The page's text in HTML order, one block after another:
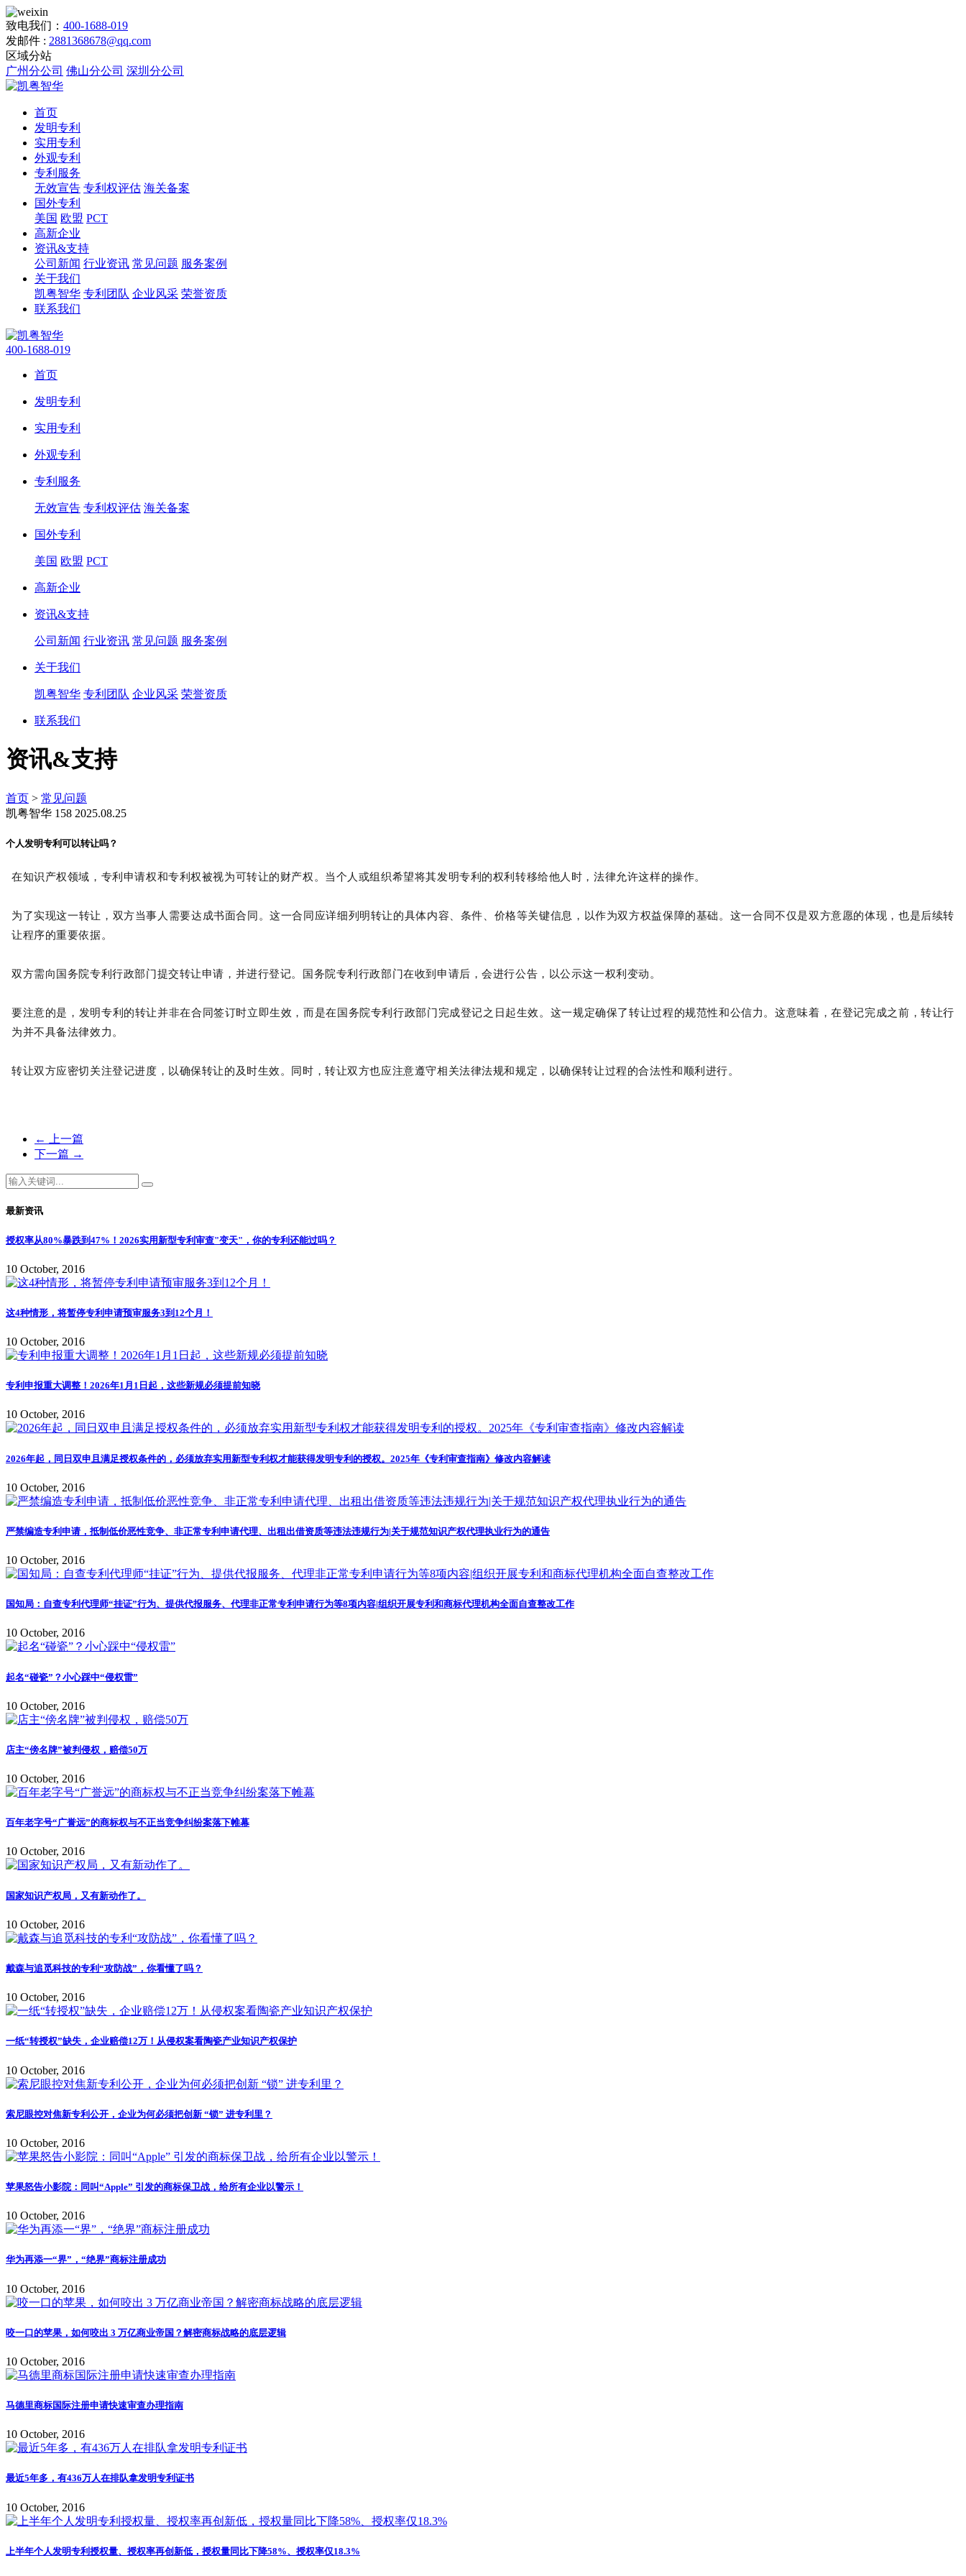
致电我们： 400-1688-019
发邮件 : 2881368678@qq.com
区域分站
广州分公司 佛山分公司 深圳分公司
首页
发明专利
实用专利
外观专利
专利服务
无效宣告 专利权评估 海关备案
国外专利
美国 欧盟 PCT
高新企业
资讯&支持
公司新闻 行业资讯 常见问题 服务案例
关于我们
凯粤智华 专利团队 企业风采 荣誉资质
联系我们
400-1688-019
首页
发明专利
实用专利
外观专利
专利服务
无效宣告 专利权评估 海关备案
国外专利
美国 欧盟 PCT
高新企业
资讯&支持
公司新闻 行业资讯 常见问题 服务案例
关于我们
凯粤智华 专利团队 企业风采 荣誉资质
联系我们
资讯&支持
首页 > 常见问题
凯粤智华 158 2025.08.25
个人发明专利可以转让吗？
在知识产权领域，专利申请权和专利权被视为可转让的财产权。当个人或组织希望将其发明专利的权利转移给他人时，法律允许这样的操作。
为了实现这一转让，双方当事人需要达成书面合同。这一合同应详细列明转让的具体内容、条件、价格等关键信息，以作为双方权益保障的基础。 这一合同不仅是双方意愿的体现，也是后续转
让程序的重要依据。
双方需向国务院专利行政部门提交转让申请，并进行登记。国务院专利行政部门在收到申请后，会进行公告，以公示这一权利变动。
要注意的是，发明专利的转让并非在合同签订时立即生效，而是在国务院专利行政部门完成登记之日起生效。这一规定确保了转让过程的规范性和公信力。这意味着，在登记完成之前，转让行
为并不具备法律效力。
转让双方应密切关注登记进度，以确保转让的及时生效。同时，转让双方也应注意遵守相关法律法规和规定，以确保转让过程的合法性和顺利进行。
←
上一篇
下一篇 →
最新资讯
授权率从80%暴跌到47%！2026实用新型专利审查"变天"，你的专利还能过吗？
10 October, 2016
这4种情形，将暂停专利申请预审服务3到12个月！
10 October, 2016
专利申报重大调整！2026年1月1日起，这些新规必须提前知晓
10 October, 2016
2026年起，同日双申且满足授权条件的，必须放弃实用新型专利权才能获得发明专利的授权。2025年《专利审查指南》修改内容解读
10 October, 2016
严禁编造专利申请，抵制低价恶性竞争、非正常专利申请代理、出租出借资质等违法违规行为|关于规范知识产权代理执业行为的通告
10 October, 2016
国知局：自查专利代理师“挂证”行为、提供代报服务、代理非正常专利申请行为等8项内容|组织开展专利和商标代理机构全面自查整改工作
10 October, 2016
起名“碰瓷”？小心踩中“侵权雷”
10 October, 2016
店主“傍名牌”被判侵权，赔偿50万
10 October, 2016
百年老字号“广誉远”的商标权与不正当竞争纠纷案落下帷幕
10 October, 2016
国家知识产权局，又有新动作了。
10 October, 2016
戴森与追觅科技的专利“攻防战”，你看懂了吗？
10 October, 2016
一纸“转授权”缺失，企业赔偿12万！从侵权案看陶瓷产业知识产权保护
10 October, 2016
索尼眼控对焦新专利公开，企业为何必须把创新 “锁” 进专利里？
10 October, 2016
苹果怒告小影院：同叫“Apple” 引发的商标保卫战，给所有企业以警示！
10 October, 2016
华为再添一“界”，“绝界”商标注册成功
10 October, 2016
咬一口的苹果，如何咬出 3 万亿商业帝国？解密商标战略的底层逻辑
10 October, 2016
马德里商标国际注册申请快速审查办理指南
10 October, 2016
最近5年多，有436万人在排队拿发明专利证书
10 October, 2016
上半年个人发明专利授权量、授权率再创新低，授权量同比下降58%、授权率仅18.3%